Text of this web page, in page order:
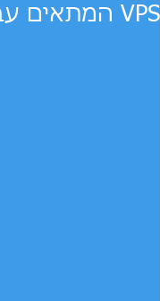
VPS המתאים עבורכם?